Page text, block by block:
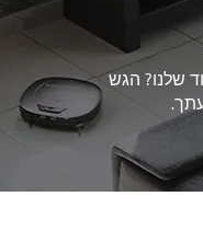
שלנו? הגש